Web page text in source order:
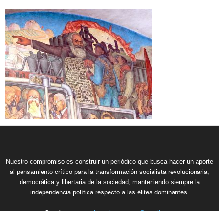
Nuestro compromiso es construir un periódico que busca hacer un aporte
al pensamiento crítico para la transformación socialista revolucionaria,
democrática y libertaria de la sociedad, manteniendo siempre la
independencia política respecto a las élites dominantes.